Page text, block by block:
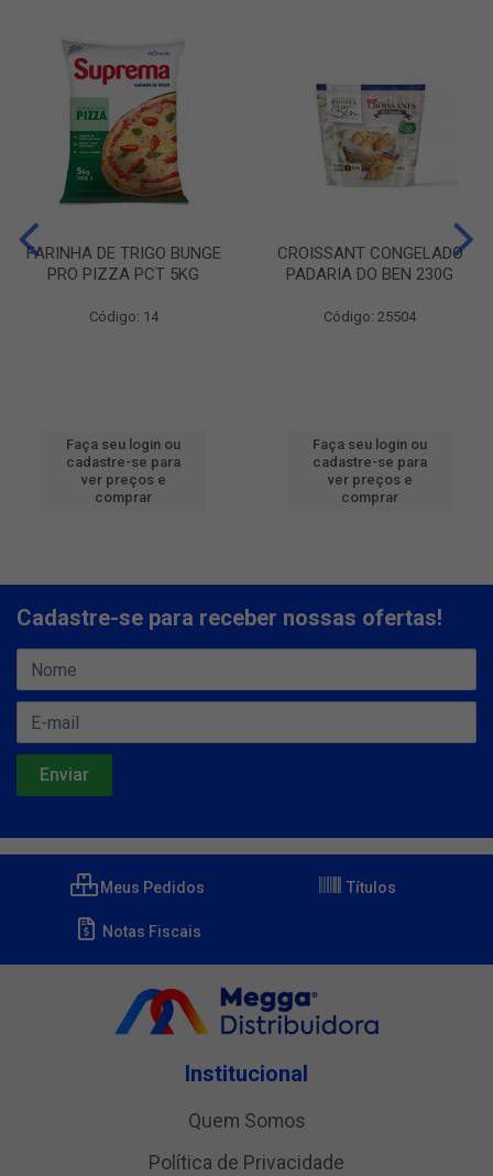
FARINHA DE TRIGO BUNGE
PRO PIZZA PCT 5KG
Código: 14
Faça seu login ou
cadastre-se para
ver preços e
comprar
CROISSANT CONGELADO
PADARIA DO BEN 230G
Código: 25504
Faça seu login ou
cadastre-se para
ver preços e
comprar
Cadastre-se para receber nossas ofertas!
Meus Pedidos Títulos
Notas Fiscais
Institucional
Quem Somos
Política de Privacidade